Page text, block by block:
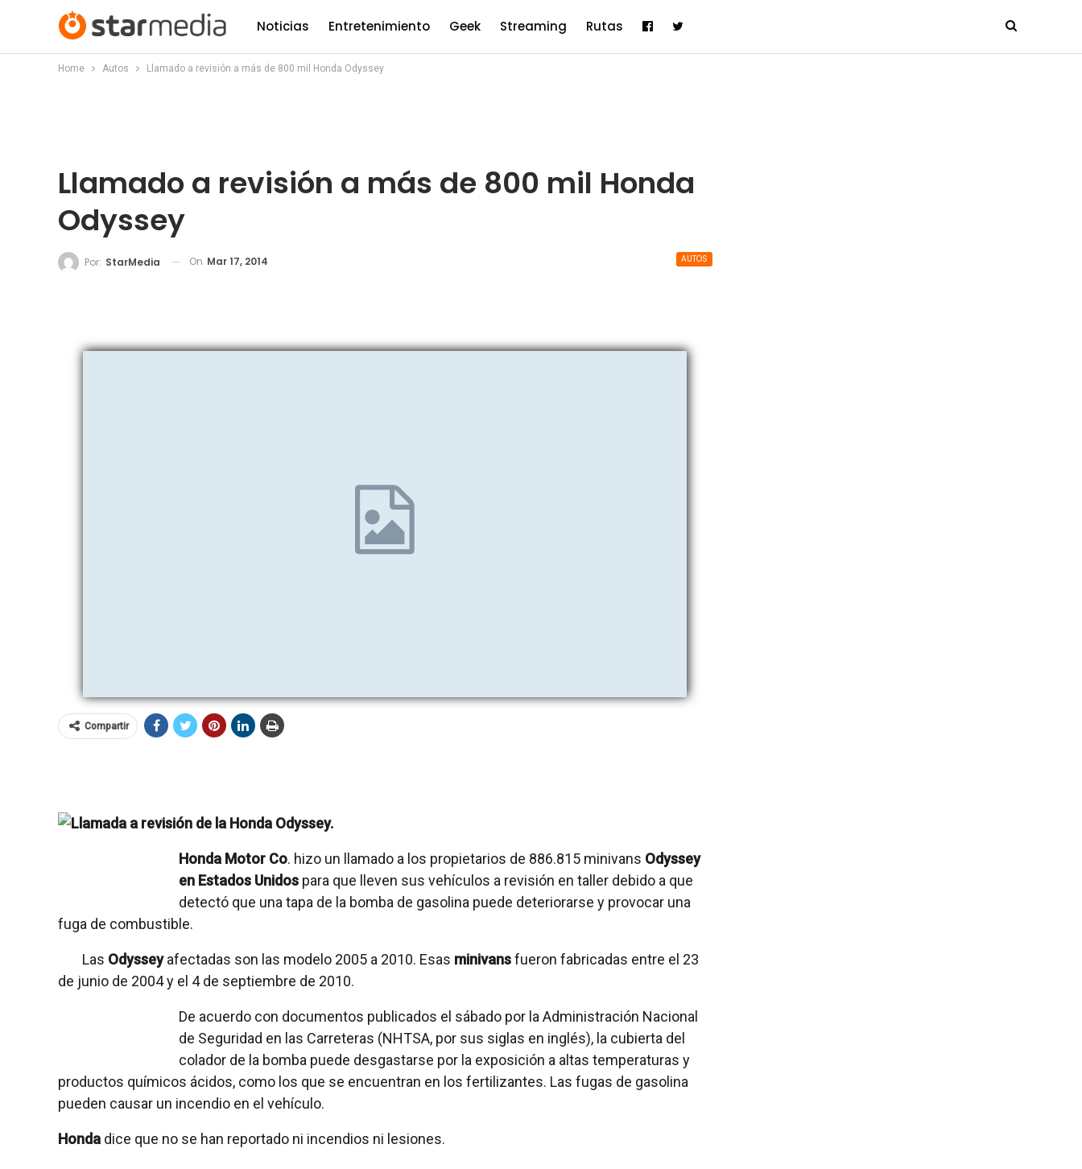
Noticias Entretenimiento Geek Streaming Rutas
Home Autos Llamado a revisión a más de 800 mil Honda Odyssey
Llamado a revisión a más de 800 mil Honda
Odyssey
AUTOS
Por: StarMedia On Mar 17, 2014
Compartir
Honda Motor Co. hizo un llamado a los propietarios de 886.815 minivans Odyssey
en Estados Unidos para que lleven sus vehículos a revisión en taller debido a que
detectó que una tapa de la bomba de gasolina puede deteriorarse y provocar una
fuga de combustible.
Las Odysseyafectadas son las modelo 2005 a 2010. Esas minivansfueron fabricadas entre el 23
de junio de 2004 y el 4 de septiembre de 2010.
De acuerdo con documentos publicados el sábado por la Administración Nacional
de Seguridad en las Carreteras (NHTSA, por sus siglas en inglés), la cubierta del
colador de la bomba puede desgastarse por la exposición a altas temperaturas y
productos químicos ácidos, como los que se encuentran en los fertilizantes. Las fugas de gasolina
pueden causar un incendio en el vehículo.
Hondadice que no se han reportado ni incendios ni lesiones.